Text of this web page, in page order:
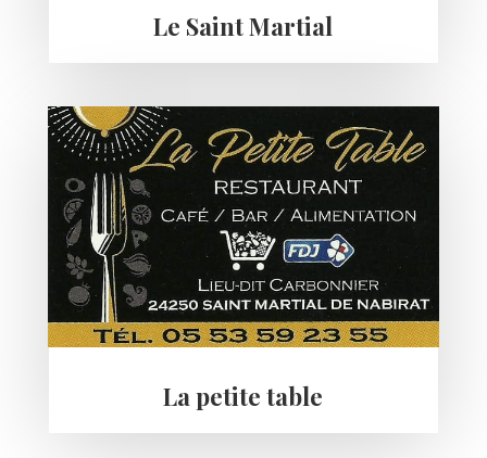
Le Saint Martial
La petite table